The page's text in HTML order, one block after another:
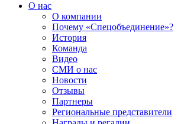
О нас
О компании
Почему «Спецобъединение»?
История
Команда
Видео
СМИ о нас
Новости
Отзывы
Партнеры
Региональные представители